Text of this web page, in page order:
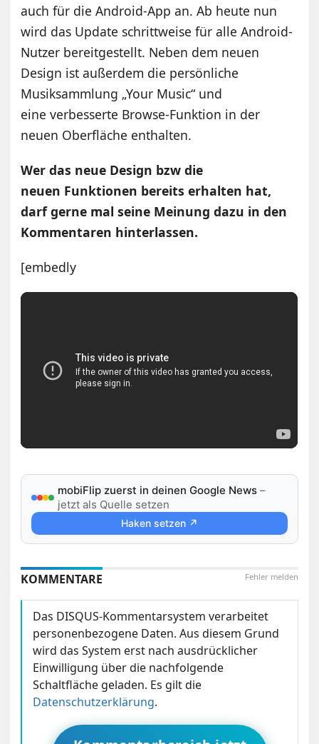
auch für die Android-App an. Ab heute nun
wird das Update schrittweise für alle Android-
Nutzer bereitgestellt. Neben dem neuen
Design ist außerdem die persönliche
Musiksammlung „Your Music“ und
eine verbesserte Browse-Funktion in der
neuen Oberfläche enthalten.
Wer das neue Design bzw die
neuen Funktionen bereits erhalten hat,
darf gerne mal seine Meinung dazu in den
Kommentaren hinterlassen.
[embedly
mobiFlip zuerst in deinen Google News –
jetzt als Quelle setzen
Haken setzen ↗
Fehler melden
KOMMENTARE
Das DISQUS-Kommentarsystem verarbeitet
personenbezogene Daten. Aus diesem Grund
wird das System erst nach ausdrücklicher
Einwilligung über die nachfolgende
Schaltfläche geladen. Es gilt die
Datenschutzerklärung.